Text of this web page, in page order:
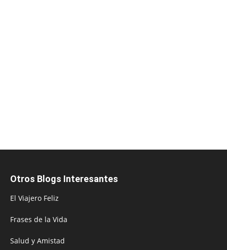
Otros Blogs Interesantes
El Viajero Feliz
Frases de la Vida
Salud y Amistad